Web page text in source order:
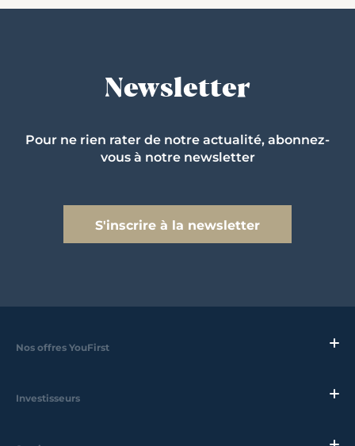
Newsletter
Pour ne rien rater de notre actualité, abonnez-
vous à notre newsletter
S'inscrire à la newsletter
Nos offres YouFirst
Investisseurs